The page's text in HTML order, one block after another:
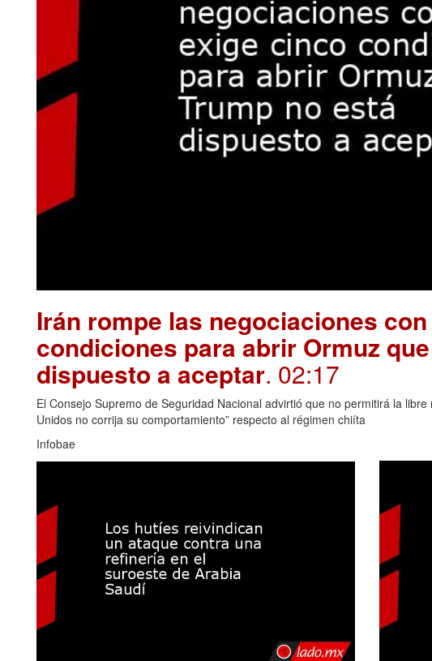
Irán rompe las negociaciones
condiciones para abrir Ormuz
dispuesto a aceptar. 02:17
El Consejo Supremo de Seguridad Nacional advirtió que no permitirá la
Unidos no corrija su comportamiento” respecto al régimen chiíta
Infobae